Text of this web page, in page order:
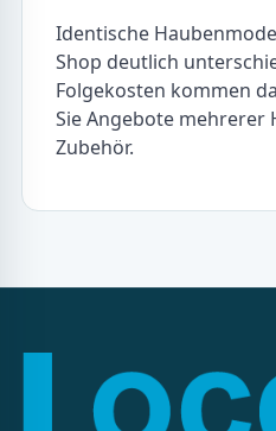
Identische
Shop deutlich
Folgekosten kommen
Sie Angebote mehrerer
Zubehör.